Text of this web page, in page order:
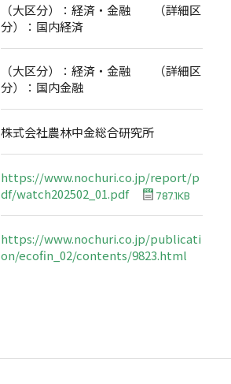
（大区分）：経済・金融 （詳細区
分）：国内経済
（大区分）：経済・金融 （詳細区
分）：国内金融
株式会社農林中金総合研究所
https://www.nochuri.co.jp/report/p
df/watch202502_01.pdf
787.1KB
https://www.nochuri.co.jp/publicati
on/ecofin_02/contents/9823.html